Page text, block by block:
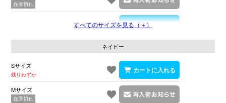
在庫切れ
すべてのサイズを見る（＋）
ネイビー
Sサイズ
残りわずか
Mサイズ
在庫切れ